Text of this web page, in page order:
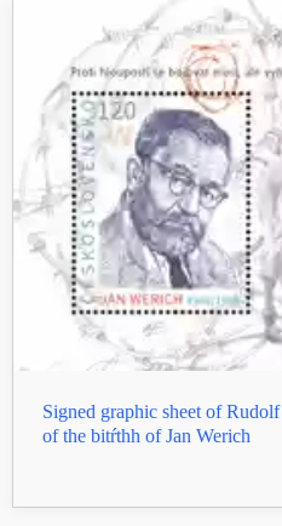
Signed graphic sheet of
of the bitŕthh of Jan Werich